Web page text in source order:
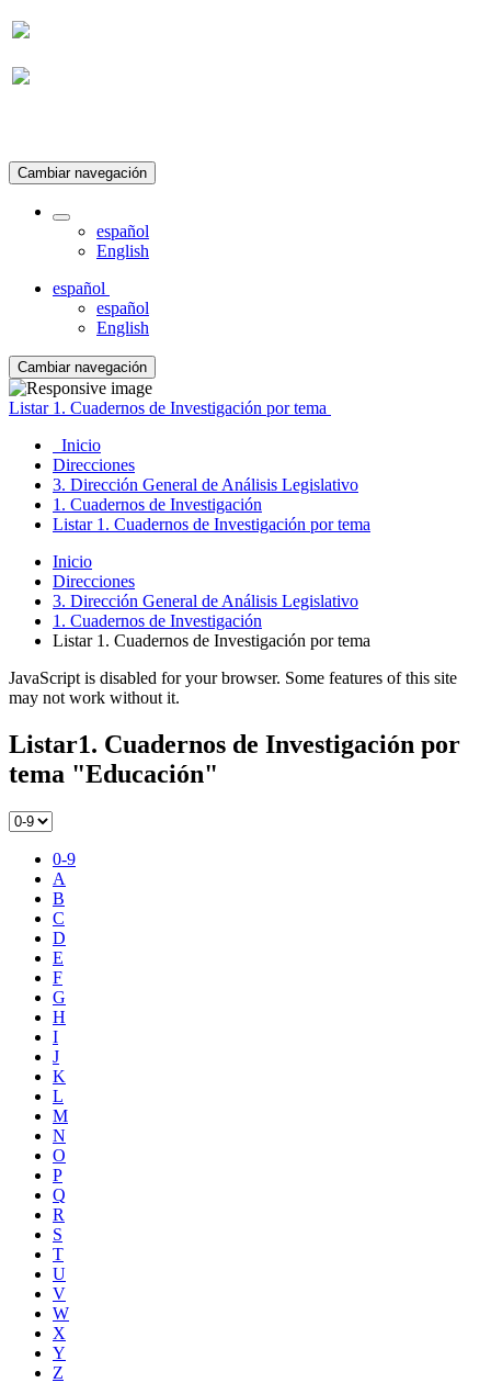
Cambiar navegación
español
English
español
español
English
Cambiar navegación
Listar 1. Cuadernos de Investigación por tema
Inicio
Direcciones
3. Dirección General de Análisis Legislativo
1. Cuadernos de Investigación
Listar 1. Cuadernos de Investigación por tema
Inicio
Direcciones
3. Dirección General de Análisis Legislativo
1. Cuadernos de Investigación
Listar 1. Cuadernos de Investigación por tema
JavaScript is disabled for your browser. Some features of this site
may not work without it.
Listar1. Cuadernos de Investigación por
tema "Educación"
0-9
A
B
C
D
E
F
G
H
I
J
K
L
M
N
O
P
Q
R
S
T
U
V
W
X
Y
Z